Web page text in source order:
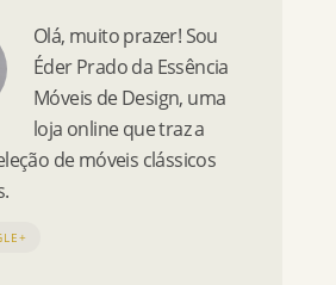
Olá, muito prazer! Sou
Éder Prado da Essência
Móveis de Design, uma
loja online que traz a
de móveis clássicos